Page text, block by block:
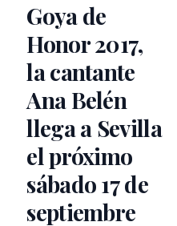
Goya de
Honor 2017,
la cantante
Ana Belén
llega a Sevilla
el próximo
sábado 17 de
septiembre